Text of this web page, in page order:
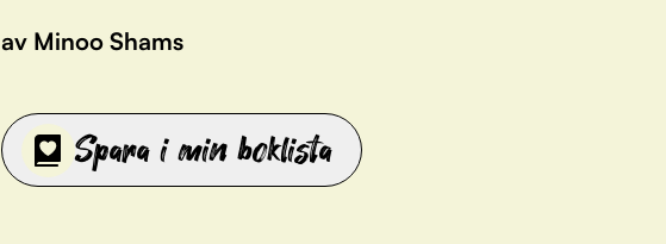
av Minoo Shams
Spara i min boklista